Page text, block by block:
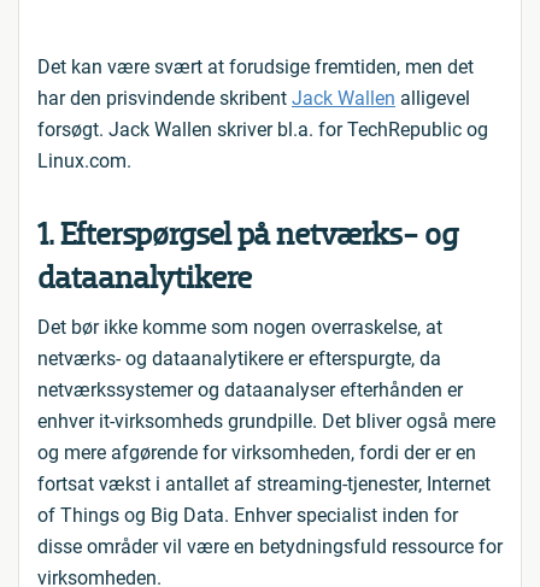
Det kan være svært at forudsige fremtiden, men det
har den prisvindende skribent Jack Wallen alligevel
forsøgt. Jack Wallen skriver bl.a. for TechRepublic og
Linux.com.
1. Efterspørgsel på netværks- og
dataanalytikere
Det bør ikke komme som nogen overraskelse, at
netværks- og dataanalytikere er efterspurgte, da
netværkssystemer og dataanalyser efterhånden er
enhver it-virksomheds grundpille. Det bliver også mere
og mere afgørende for virksomheden, fordi der er en
fortsat vækst i antallet af streaming-tjenester, Internet
of Things og Big Data. Enhver specialist inden for
disse områder vil være en betydningsfuld ressource for
virksomheden.